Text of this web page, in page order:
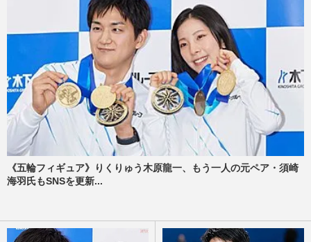
《五輪フィギュア》りくりゅう木原龍一、もう一人の元ペア・須崎
海羽氏もSNSを更新...